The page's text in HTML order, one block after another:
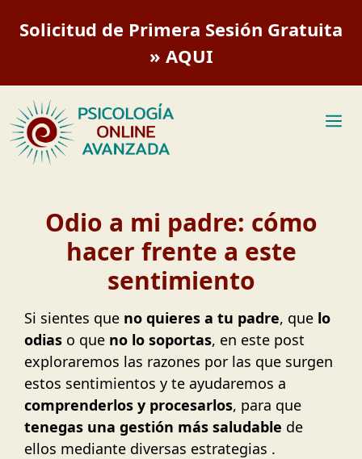
Solicitud de Primera Sesión Gratuita
» AQUI
Odio a mi padre: cómo
hacer frente a este
sentimiento
Si sientes que no quieres a tu padre, que lo
odias o que no lo soportas, en este post
exploraremos las razones por las que surgen
estos sentimientos y te ayudaremos a
comprenderlos y procesarlos, para que
tenegas una gestión más saludable de
ellos mediante diversas estrategias .